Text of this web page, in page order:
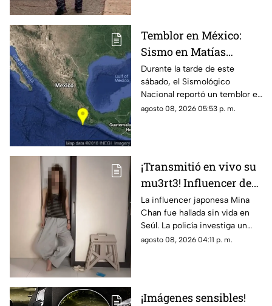
Temblor en México:
Sismo en Matías
Romero, Oaxaca, hoy 8
de agosto de 2026
Durante la tarde de este
sábado, el Sismológico
Nacional reportó un temblor en
México hoy, con epicentro en
agosto 08, 2026 05:53 p. m.
¡Transmitió en vivo su
mu3rt3! Influencer de
k-pop Mina Chan
estaba en su
departamento de Seúl
La influencer japonesa Mina
Chan fue hallada sin vida en
Seúl. La policía investiga un
posible suicidio tras una alerta
agosto 08, 2026 04:11 p. m.
¡Imágenes sensibles!